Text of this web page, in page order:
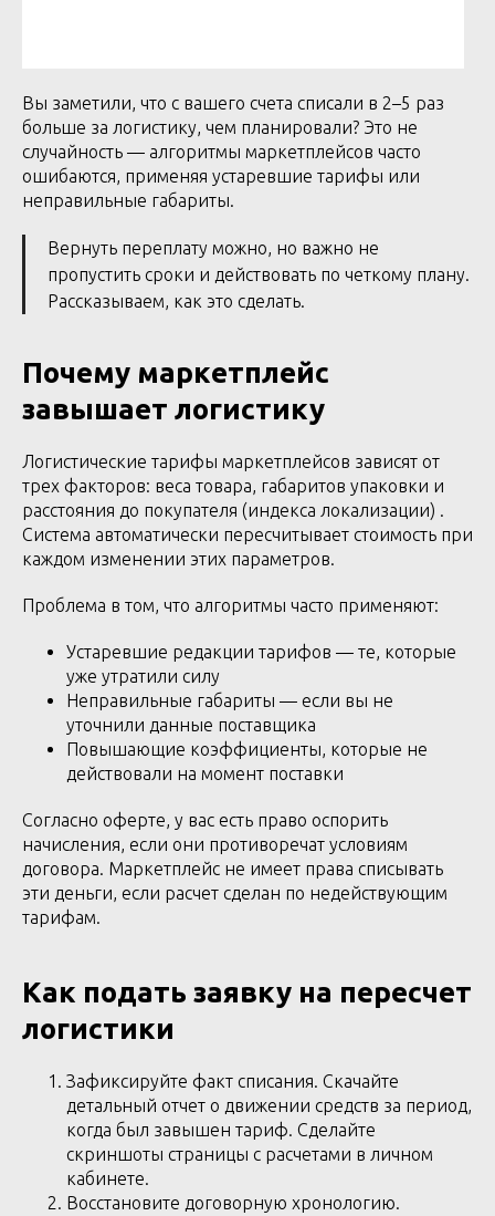
Вы заметили, что с вашего счета списали в 2–5 раз
больше за логистику, чем планировали? Это не
случайность — алгоритмы маркетплейсов часто
ошибаются, применяя устаревшие тарифы или
неправильные габариты.
Вернуть переплату можно, но важно не
пропустить сроки и действовать по четкому плану.
Рассказываем, как это сделать.
Почему маркетплейс
завышает логистику
Логистические тарифы маркетплейсов зависят от
трех факторов: веса товара, габаритов упаковки и
расстояния до покупателя (индекса локализации) .
Система автоматически пересчитывает стоимость при
каждом изменении этих параметров.
Проблема в том, что алгоритмы часто применяют:
Устаревшие редакции тарифов — те, которые
уже утратили силу
Неправильные габариты — если вы не
уточнили данные поставщика
Повышающие коэффициенты, которые не
действовали на момент поставки
Согласно оферте, у вас есть право оспорить
начисления, если они противоречат условиям
договора. Маркетплейс не имеет права списывать
эти деньги, если расчет сделан по недействующим
тарифам.
Как подать заявку на пересчет
логистики
Зафиксируйте факт списания. Скачайте
детальный отчет о движении средств за период,
когда был завышен тариф. Сделайте
скриншоты страницы с расчетами в личном
кабинете.
Восстановите договорную хронологию.